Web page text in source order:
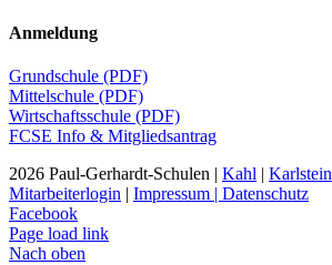
Anmeldung
Grundschule (PDF)
Mittelschule (PDF)
Wirtschaftsschule (PDF)
FCSE Info & Mitgliedsantrag
2026 Paul-Gerhardt-Schulen | Kahl | Karlstein
Mitarbeiterlogin | Impressum | Datenschutz
Facebook
Page load link
Nach oben